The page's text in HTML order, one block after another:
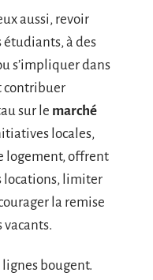
aussi, revoir
étudiants, à des
s’impliquer dans
contribuer
sur le marché
locales,
logement, offrent
locations, limiter
la remise
vacants.
lignes bougent.